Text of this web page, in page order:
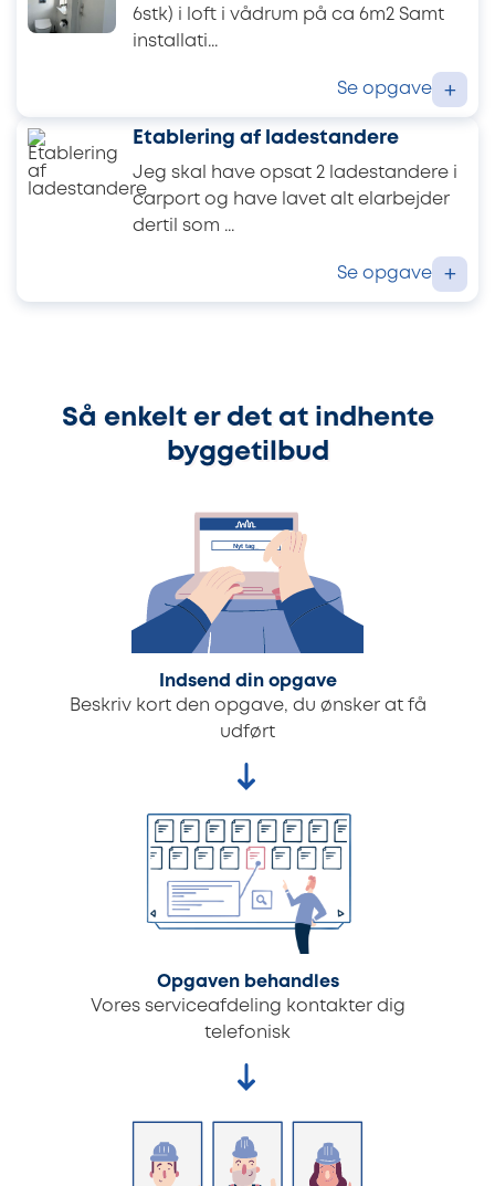
6stk) i loft i vådrum på ca 6m2 Samt
installati...
Se opgave +
Etablering af ladestandere
Jeg skal have opsat 2 ladestandere i
carport og have lavet alt elarbejder
dertil som ...
Se opgave +
Så enkelt er det at indhente
byggetilbud
Indsend din opgave
Beskriv kort den opgave, du ønsker at få
udført
Opgaven behandles
Vores serviceafdeling kontakter dig
telefonisk